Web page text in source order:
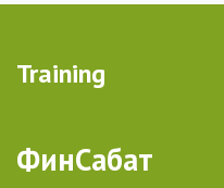
Training
ФинСабат